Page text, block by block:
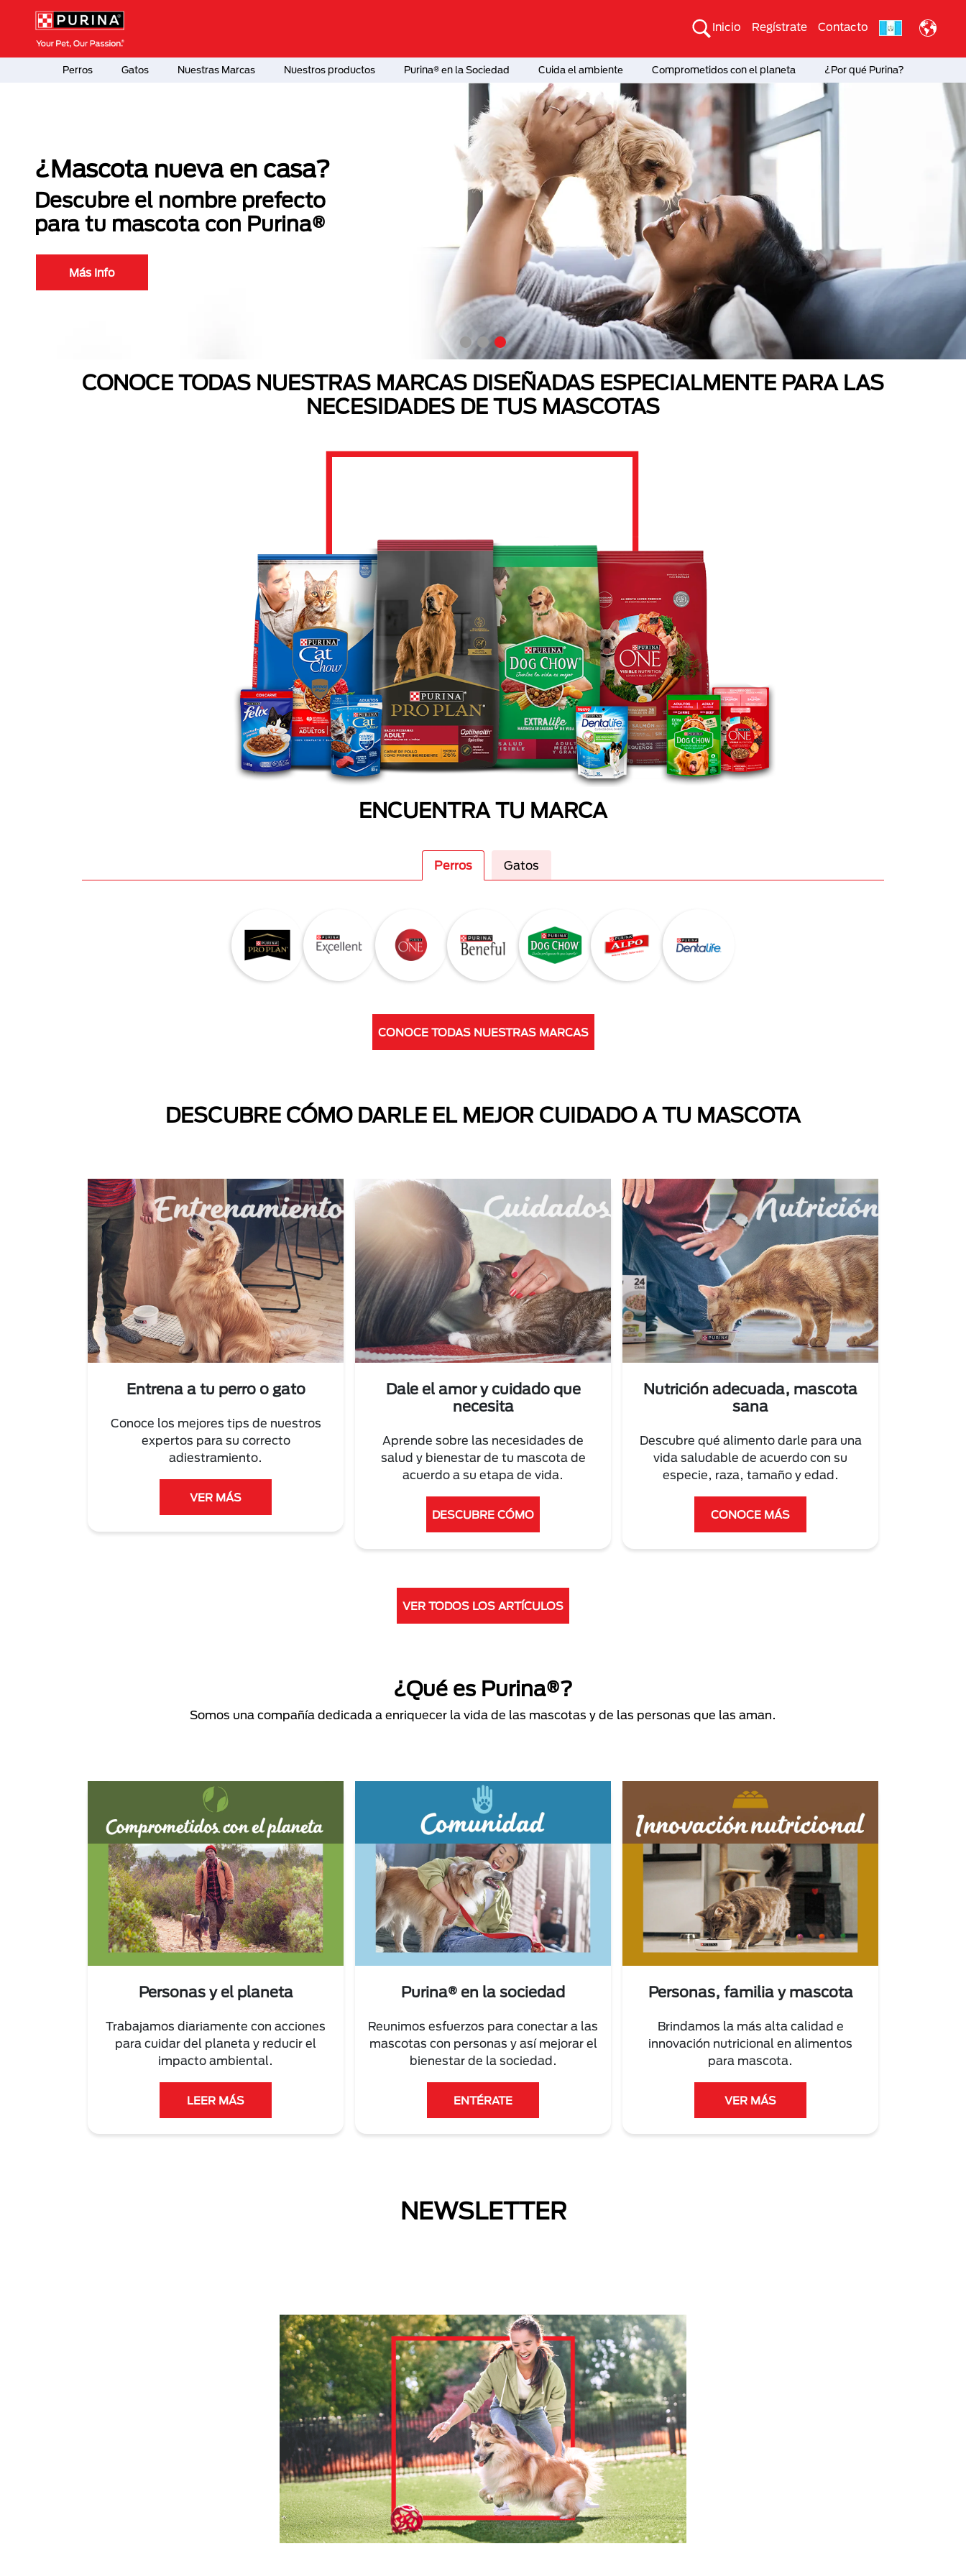
Pasar al contenido principal
Menú Secundario Purina
Inicio Regístrate Contacto
Menú Principal Purina
Perros Gatos Nuestras Marcas Nuestros productos Purina® en la Sociedad Cuida el ambiente Comprometidos con el planeta ¿Por qué Purina?
¿Mascota nueva en casa?
Descubre el nombre prefecto
para tu mascota con Purina®
Más Info
CONOCE TODAS NUESTRAS MARCAS DISEÑADAS ESPECIALMENTE PARA LAS
NECESIDADES DE TUS MASCOTAS
ENCUENTRA TU MARCA
Perros Gatos
CONOCE TODAS NUESTRAS MARCAS
DESCUBRE CÓMO DARLE EL MEJOR CUIDADO A TU MASCOTA
Entrena a tu perro o gato
Conoce los mejores tips de nuestros
expertos para su correcto
adiestramiento.
VER MÁS
Dale el amor y cuidado que
necesita
Aprende sobre las necesidades de
salud y bienestar de tu mascota de
acuerdo a su etapa de vida.
DESCUBRE CÓMO
Nutrición adecuada, mascota
sana
Descubre qué alimento darle para una
vida saludable de acuerdo con su
especie, raza, tamaño y edad.
CONOCE MÁS
VER TODOS LOS ARTÍCULOS
¿Qué es Purina®?
Somos una compañía dedicada a enriquecer la vida de las mascotas y de las personas que las aman.
Personas y el planeta
Trabajamos diariamente con acciones
para cuidar del planeta y reducir el
impacto ambiental.
LEER MÁS
Purina® en la sociedad
Reunimos esfuerzos para conectar a las
mascotas con personas y así mejorar el
bienestar de la sociedad.
ENTÉRATE
Personas, familia y mascota
Brindamos la más alta calidad e
innovación nutricional en alimentos
para mascota.
VER MÁS
NEWSLETTER